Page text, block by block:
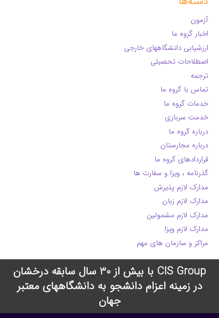
آزمون
اخبار گروه ما
ارزشیابی دانشگاههای خارجی
اصطلاحات تحصیلی
ترجمه
تماس با گروه ما
خدمات گروه ما
خدمت سربازی
درباره گروه ما
درباره مجارستان
قراردادهای گروه ما
گذرنامه ، ویزا و سفارت ها
مدارک لازم پذیرش
مدارک لازم زبان
مدارک لازم مشمولین
مدارک لازم ویزا
مراکز و سازمان های مهم
CIS Group با بیش از 30 سال سابقه درخشان
در زمینه اعزام دانشجو به دانشگاههای معتبر
جهان